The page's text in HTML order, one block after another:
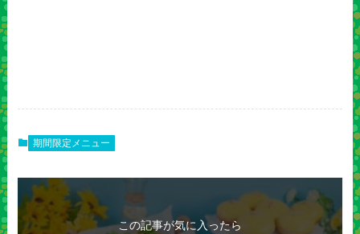
期間限定メニュー
この記事が気に入ったら